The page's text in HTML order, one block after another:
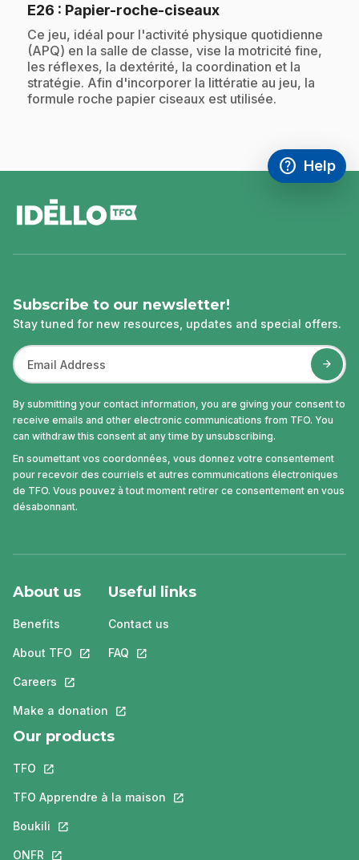
E26 : Papier-roche-ciseaux.
.Ce jeu, idéal pour l'activité physique quotidienne
(APQ) en la salle de classe, vise la motricité fine,
les réflexes, la dextérité, la coordination et la
stratégie. Afin d'incorporer la littératie au jeu, la
formule roche papier ciseaux est utilisée.
help
Access
Help
,This link
Subscribe to our newsletter!
Stay tuned for new resources, updates and special offers.
By submitting your contact information, you are giving your consent to
receive emails and other electronic communications from TFO. You
can withdraw this consent at any time by unsubscribing.
En soumettant vos coordonnées, vous donnez votre consentement
pour recevoir des courriels et autres communications électroniques
de TFO. Vous pouvez à tout moment retirer ce consentement en vous
désabonnant.
About us
Benefits
About TFO This link will open in a new tab.
Careers This link will open in a new tab.
Make a donation This link will open in a new tab.
Useful links
Contact us
FAQ This link will open in a new tab.
Our products
TFO This link will open in a new tab.
TFO Apprendre à la maison This link will open in a new tab.
Boukili This link will open in a new tab.
ONFR This link will open in a new tab.